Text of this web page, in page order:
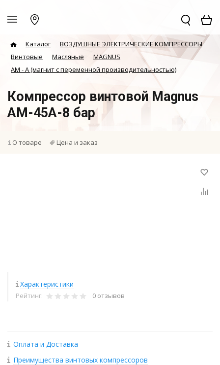
Каталог
ВОЗДУШНЫЕ ЭЛЕКТРИЧЕСКИЕ КОМПРЕССОРЫ
Винтовые
Масляные
MAGNUS
АМ - А (магнит с переменной производительностью)
Компрессор винтовой Magnus
AM-45A-8 бар
О товаре Цена и заказ
Характеристики
Рейтинг: 0 отзывов
Оплата и Доставка
Преимущества винтовых компрессоров